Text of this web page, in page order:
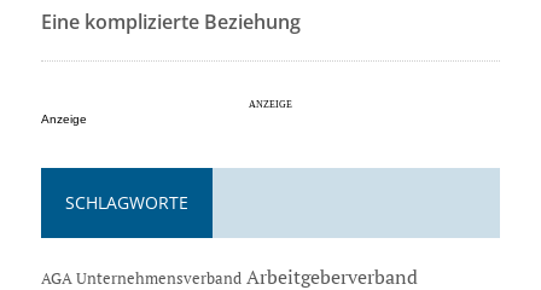
Eine komplizierte Beziehung
Anzeige
SCHLAGWORTE
AGA Unternehmensverband Arbeitgeberverband